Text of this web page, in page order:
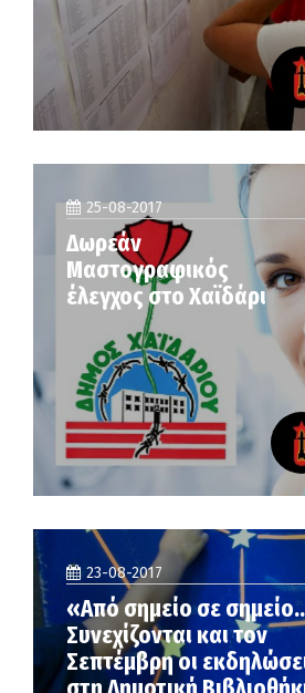
25-08-2017
Δωρεάν
Μαστογραφικός
έλεγχος στο Χαϊδάρι
23-08-2017
«Από σημείο σε
Συνεχίζονται και τον
Σεπτέμβρη οι